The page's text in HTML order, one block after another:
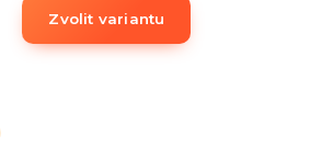
Zvolit variantu